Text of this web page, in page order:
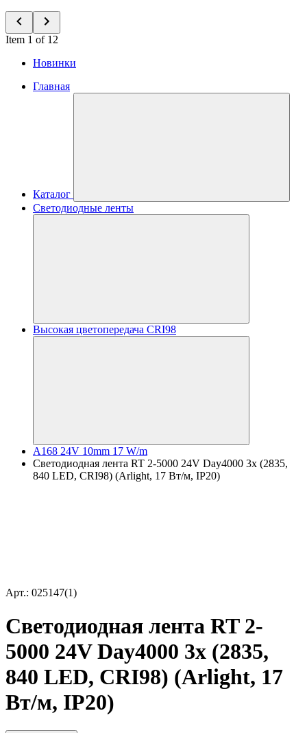
Item 1 of 12
Новинки
Главная
Каталог
Светодиодные ленты
Высокая цветопередача CRI98
A168 24V 10mm 17 W/m
Светодиодная лента RT 2-5000 24V Day4000 3x (2835,
840 LED, CRI98) (Arlight, 17 Вт/м, IP20)
Арт.: 025147(1)
Светодиодная лента RT 2-
5000 24V Day4000 3x (2835,
840 LED, CRI98) (Arlight, 17
Вт/м, IP20)